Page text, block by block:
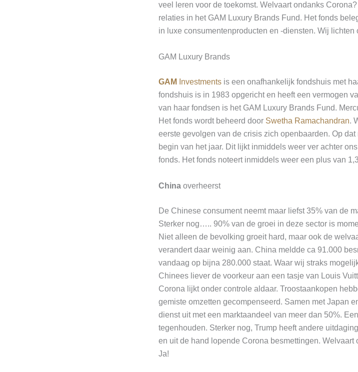
veel leren voor de toekomst. Welvaart ondanks
relaties in het GAM Luxury Brands Fund. Het fonds
in luxe consumentenproducten en -diensten. Wij
GAM Luxury Brands
GAM Investments is een onafhankelijk fondshuis met
fondshuis is in 1983 opgericht en heeft een vermogen
van haar fondsen is het GAM Luxury Brands Fund.
Het fonds wordt beheerd door Swetha Ramachandran.
eerste gevolgen van de crisis zich openbaarden. Op
begin van het jaar. Dit lijkt inmiddels weer ver achter
fonds. Het fonds noteert inmiddels weer een plus van
China overheerst
De Chinese consument neemt maar liefst 35% van de
Sterker nog….. 90% van de groei in deze sector is
Niet alleen de bevolking groeit hard, maar ook de
verandert daar weinig aan. China meldde ca 91.000
vandaag op bijna 280.000 staat. Waar wij straks
Chinees liever de voorkeur aan een tasje van Louis
Corona lijkt onder controle aldaar. Troostaankopen
gemiste omzetten gecompenseerd. Samen met Japan
dienst uit met een marktaandeel van meer dan 50%.
tegenhouden. Sterker nog, Trump heeft andere
en uit de hand lopende Corona besmettingen.
Ja!